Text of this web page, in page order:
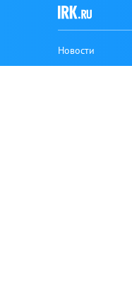
Новости